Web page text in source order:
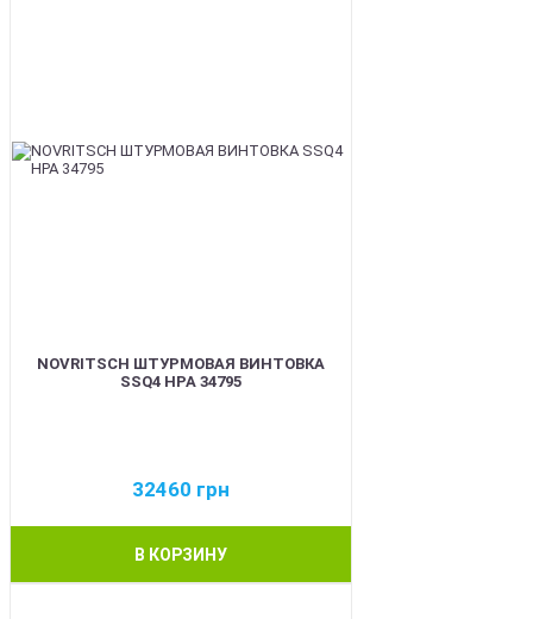
NOVRITSCH ШТУРМОВАЯ ВИНТОВКА
SSQ4 HPA 34795
32460 грн
В КОРЗИНУ